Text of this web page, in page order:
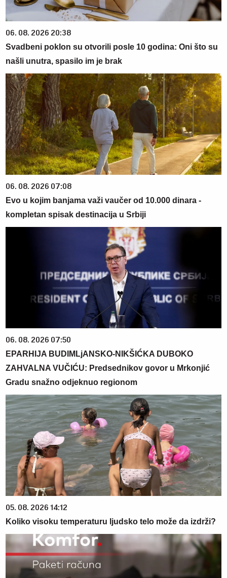
06. 08. 2026 20:38
Svadbeni poklon su otvorili posle 10 godina: Oni što su
našli unutra, spasilo im je brak
06. 08. 2026 07:08
Evo u kojim banjama važi vaučer od 10.000 dinara -
kompletan spisak destinacija u Srbiji
06. 08. 2026 07:50
EPARHIJA BUDIMLjANSKO-NIKŠIĆKA DUBOKO
ZAHVALNA VUČIĆU: Predsednikov govor u Mrkonjić
Gradu snažno odjeknuo regionom
05. 08. 2026 14:12
Koliko visoku temperaturu ljudsko telo može da izdrži?